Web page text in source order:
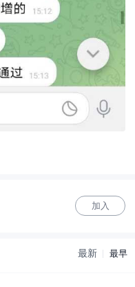
加入
最新 最早